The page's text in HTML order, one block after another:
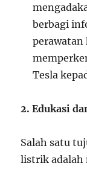
berbagi
perawatan
Tesla
2. Edukasi
Salah satu
listrik adalah